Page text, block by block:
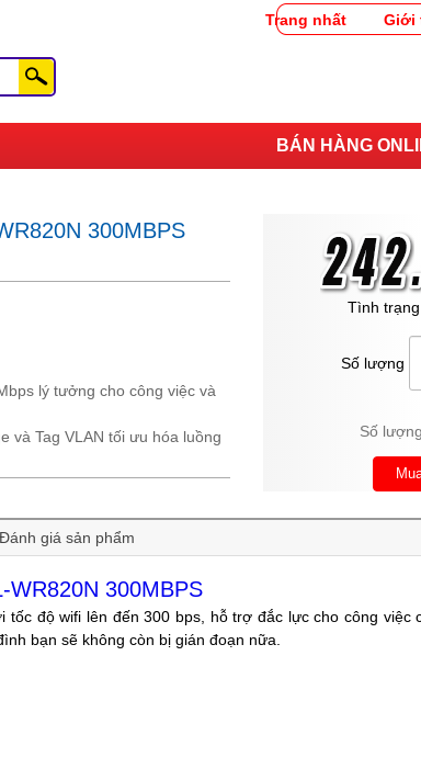
Trang nhất Giới
BÁN HÀNG
300MBPS
lý tưởng cho công việc và
và Tag VLAN tối ưu hóa luồng
Tình
Số lượng
Số
Đánh giá sản phẩm
WR820N 300MBPS
tốc độ wifi lên đến 300 bps, hỗ trợ đắc lực cho công việc
bạn sẽ không còn bị gián đoạn nữa.